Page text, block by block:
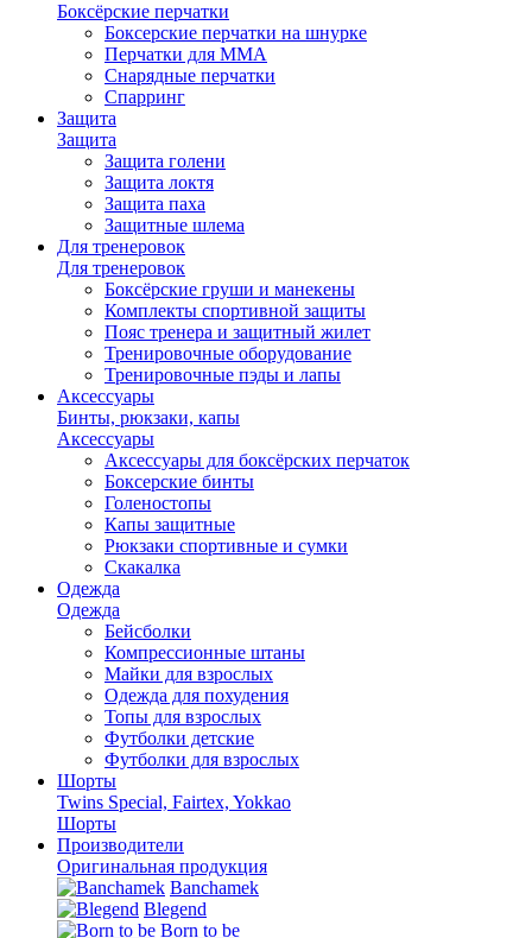
Боксёрские перчатки
Боксерские перчатки на шнурке
Перчатки для ММА
Снарядные перчатки
Спарринг
Защита
Защита
Защита голени
Защита локтя
Защита паха
Защитные шлема
Для тренеровок
Для тренеровок
Боксёрские груши и манекены
Комплекты спортивной защиты
Пояс тренера и защитный жилет
Тренировочные оборудование
Тренировочные пэды и лапы
Аксессуары
Бинты, рюкзаки, капы
Аксессуары
Аксессуары для боксёрских перчаток
Боксерские бинты
Голеностопы
Капы защитные
Рюкзаки спортивные и сумки
Скакалка
Одежда
Одежда
Бейсболки
Компрессионные штаны
Майки для взрослых
Одежда для похудения
Топы для взрослых
Футболки детские
Футболки для взрослых
Шорты
Twins Special, Fairtex, Yokkao
Шорты
Производители
Оригинальная продукция
Banchamek
Blegend
Born to be